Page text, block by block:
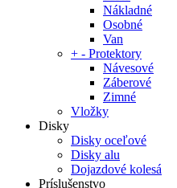
Nákladné
Osobné
Van
+ - Protektory
Návesové
Záberové
Zimné
Vložky
Disky
Disky oceľové
Disky alu
Dojazdové kolesá
Príslušenstvo